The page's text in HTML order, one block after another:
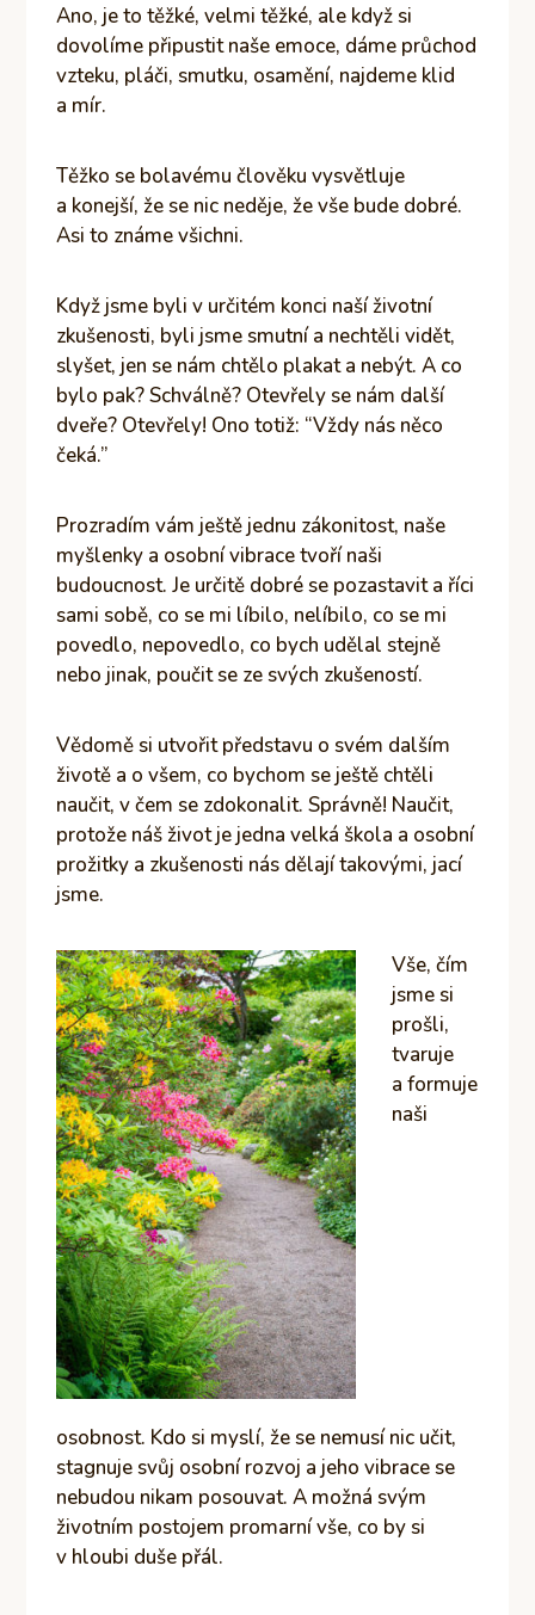
Ano, je to těžké, velmi těžké, ale když si
dovolíme připustit naše emoce, dáme průchod
vzteku, pláči, smutku, osamění, najdeme klid
a mír.
Těžko se bolavému člověku vysvětluje
a konejší, že se nic neděje, že vše bude dobré.
Asi to známe všichni.
Když jsme byli v určitém konci naší životní
zkušenosti, byli jsme smutní a nechtěli vidět,
slyšet, jen se nám chtělo plakat a nebýt. A co
bylo pak? Schválně? Otevřely se nám další
dveře? Otevřely! Ono totiž: “Vždy nás něco
čeká.”
Prozradím vám ještě jednu zákonitost, naše
myšlenky a osobní vibrace tvoří naši
budoucnost. Je určitě dobré se pozastavit a říci
sami sobě, co se mi líbilo, nelíbilo, co se mi
povedlo, nepovedlo, co bych udělal stejně
nebo jinak, poučit se ze svých zkušeností.
Vědomě si utvořit představu o svém dalším
životě a o všem, co bychom se ještě chtěli
naučit, v čem se zdokonalit. Správně! Naučit,
protože náš život je jedna velká škola a osobní
prožitky a zkušenosti nás dělají takovými, jací
jsme.
Vše, čím
jsme si
prošli,
tvaruje
a formuje
naši
osobnost. Kdo si myslí, že se nemusí nic učit,
stagnuje svůj osobní rozvoj a jeho vibrace se
nebudou nikam posouvat. A možná svým
životním postojem promarní vše, co by si
v hloubi duše přál.